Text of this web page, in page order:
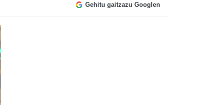
Gehitu gaitzazu Googlen